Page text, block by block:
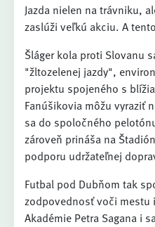
Jazda nielen na trávniku,
zaslúži veľkú akciu. A
Šláger kola proti Slovanu
"žltozelenej jazdy",
projektu spojeného s
Fanúšikovia môžu vyraziť
sa do spoločného
zároveň prináša na
podporu udržateľnej
Futbal pod Dubňom tak
zodpovednosť voči mestu
Akadémie Petra Sagana i